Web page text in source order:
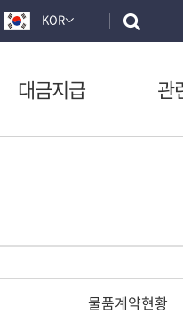
KOR
대금지급 관
물품계약현황